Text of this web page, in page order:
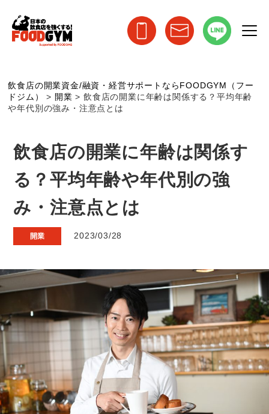
飲食店の開業資金/融資・経営サポートならFOODGYM（フー
ドジム）
> 開業 >飲食店の開業に年齢は関係する？平均年齢
や年代別の強み・注意点とは
飲食店の開業に年齢は関係す
る？平均年齢や年代別の強
み・注意点とは
開業 2023/03/28